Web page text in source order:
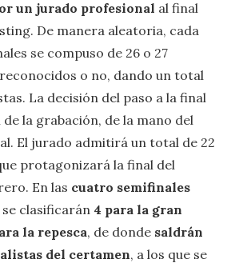
un jurado profesional al final
De manera aleatoria, cada
se compuso de 26 o 27
o no, dando un total
La decisión del paso a la final
la grabación, de la mano del
El jurado admitirá un total de 22
protagonizará la final del
En las cuatro semifinales
se clasificarán 4 para la gran
la repesca, de donde saldrán
del certamen, a los que se